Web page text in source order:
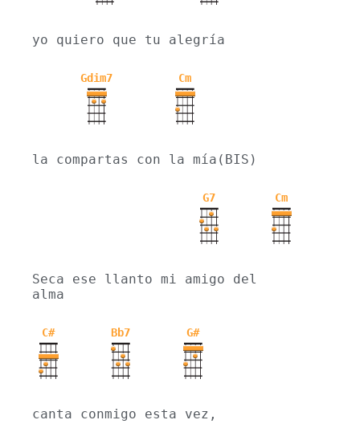
yo quiero que tu alegría
Gdim7 Cm
la compartas con la mía(BIS)
G7 Cm
Seca ese llanto mi amigo del
alma
C# Bb7 G#
canta conmigo esta vez,